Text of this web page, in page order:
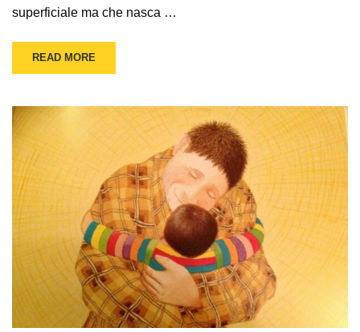
superficiale ma che nasca …
READ MORE